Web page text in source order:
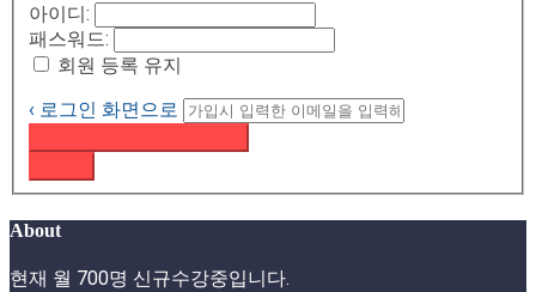
아이디:
패스워드:
회원 등록 유지
‹ 로그인 화면으로
About
현재 월 700명 신규수강중입니다.